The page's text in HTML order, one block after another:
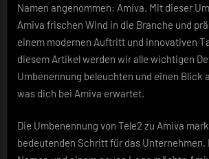
Namen angenommen: Amiva. Mit dieser
Amiva frischen Wind in die Branche und
einem modernen Auftritt und innovativen
diesem Artikel werden wir alle wichtigen
Umbenennung beleuchten und einen Blick
was dich bei Amiva erwartet.
Die Umbenennung von Tele2 zu Amiva
bedeutenden Schritt für das Unternehmen.